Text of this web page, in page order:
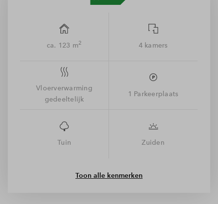
Via de trap bereik je de overloop op de 1e verdieping. Je
vindt hier 3 slaapkamers, waarvan de masterbedroom aan de
voorkant ligt en de andere 2 aan de tuinkant. De badkamer is
verdieping hoger op zolder vind je de aansluiting voor de
wasmachine en droger. Verder is de ruimte nog in te vullen
zoals jij dat wil. Heb jij al ideeën?
Er geldt voor de rij- en hoekwoningen & semi-bungalows een
ca. 123 m2 4 kamers
Vloerverwarming
gedeeltelijk
1 Parkeerplaats
Tuin Zuiden
Toon alle kenmerken